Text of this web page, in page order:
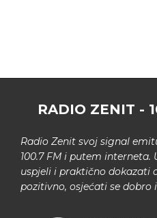
RADIO ZENIT -
Radio Zenit svoj signal
100.7 FM i putem
uspjeli i praktično dokazati
pozitivno, osjećati se dobro